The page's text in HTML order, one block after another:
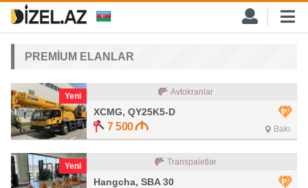
PREMİUM ELANLAR
Yeni Avtokranlar
XCMG, QY25K5-D
7 500 Bakı
Yeni Transpaletlər
Hangcha, SBA 30